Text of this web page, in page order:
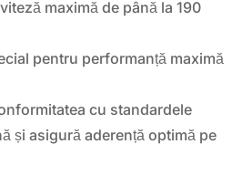
maximă de până la 190
pentru performanță maximă
cu standardele
și asigură aderență optimă pe